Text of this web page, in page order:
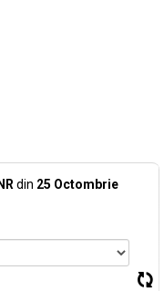
din 25 Octombrie